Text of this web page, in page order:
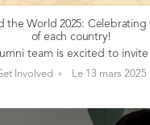
the World 2025: Celebrating
of each country!
Involved Le 13 mars 2025